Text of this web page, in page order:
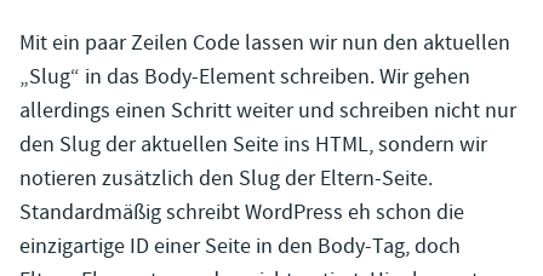
Mit ein paar Zeilen Code lassen wir nun den aktuellen
„Slug“ in das Body-Element schreiben. Wir gehen
allerdings einen Schritt weiter und schreiben nicht nur
den Slug der aktuellen Seite ins HTML, sondern wir
notieren zusätzlich den Slug der Eltern-Seite.
Standardmäßig schreibt WordPress eh schon die
einzigartige ID einer Seite in den Body-Tag, doch